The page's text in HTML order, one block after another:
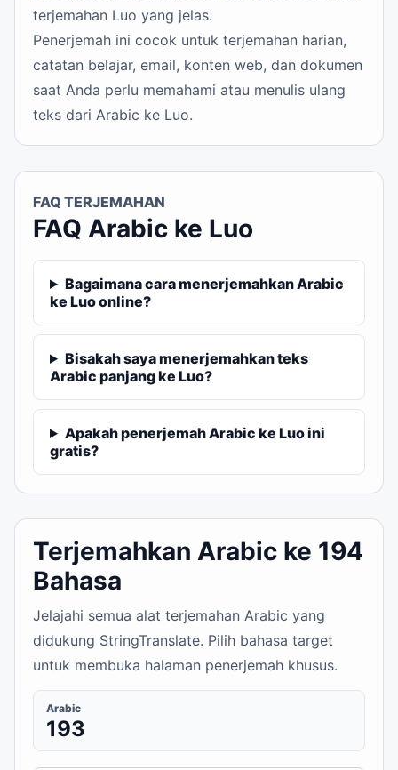
terjemahan Luo yang jelas.
Penerjemah ini cocok untuk terjemahan harian,
catatan belajar, email, konten web, dan dokumen
saat Anda perlu memahami atau menulis ulang
teks dari Arabic ke Luo.
FAQ TERJEMAHAN
FAQ Arabic ke Luo
Bagaimana cara menerjemahkan Arabic
ke Luo online?
Bisakah saya menerjemahkan teks
Arabic panjang ke Luo?
Apakah penerjemah Arabic ke Luo ini
gratis?
Terjemahkan Arabic ke 194
Bahasa
Jelajahi semua alat terjemahan Arabic yang
didukung StringTranslate. Pilih bahasa target
untuk membuka halaman penerjemah khusus.
Arabic
193